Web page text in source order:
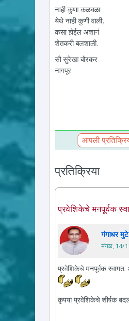
नाही कुणा कळवळा
येथे नाही कुणी वाली,
कसा होईल अशानं
शेतकरी बलशाली.
सौ सुरेखा बोरकर
नागपूर
आपली
प्रतिक्रिया
प्रवेशिकेचे मनपूर्वक
गंगाधर मुटे
मंगळ, 14/
प्रवेशिकेचे मनपूर्वक स्वागत.
कृपया प्रवेशिकेचे शीर्षक